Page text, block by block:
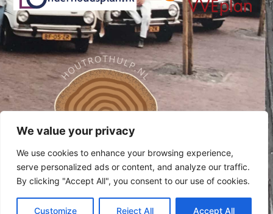
We value your privacy
We use cookies to enhance your browsing experience,
serve personalized ads or content, and analyze our traffic.
By clicking "Accept All", you consent to our use of cookies.
Customize Reject All Accept All